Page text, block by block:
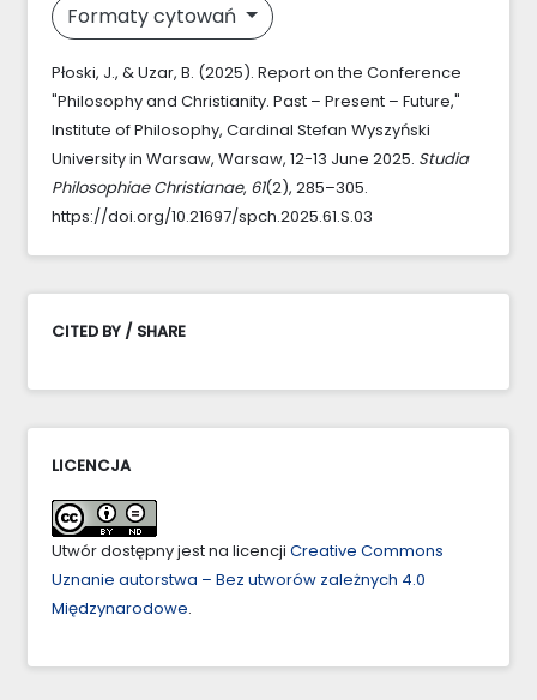
Formaty cytowań
Płoski, J., & Uzar, B. (2025). Report on the Conference
"Philosophy and Christianity. Past – Present – Future,"
Institute of Philosophy, Cardinal Stefan Wyszyński
University in Warsaw, Warsaw, 12-13 June 2025. Studia
Philosophiae Christianae, 61(2), 285–305.
https://doi.org/10.21697/spch.2025.61.S.03
CITED BY / SHARE
LICENCJA
Utwór dostępny jest na licencji Creative Commons
Uznanie autorstwa – Bez utworów zależnych 4.0
Międzynarodowe.